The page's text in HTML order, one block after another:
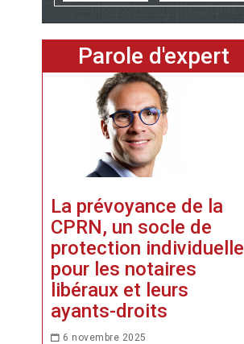
Parole d'expert
La prévoyance de la
CPRN, un socle de
protection individuelle
pour les notaires
libéraux et leurs
ayants-droits
6 novembre 2025